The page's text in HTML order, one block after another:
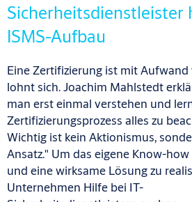
Sicherheitsdienstleister
ISMS-Aufbau
Eine Zertifizierung ist mit
lohnt sich. Joachim Mahlstedt
man erst einmal verstehen und
Zertifizierungsprozess alles zu
Wichtig ist kein Aktionismus,
Ansatz." Um das eigene Know-
und eine wirksame Lösung zu
Unternehmen Hilfe bei IT-